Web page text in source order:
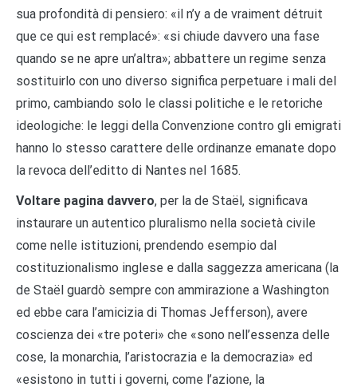
sua profondità di pensiero: «il n’y a de vraiment détruit
que ce qui est remplacé»: «si chiude davvero una fase
quando se ne apre un’altra»; abbattere un regime senza
sostituirlo con uno diverso significa perpetuare i mali del
primo, cambiando solo le classi politiche e le retoriche
ideologiche: le leggi della Convenzione contro gli emigrati
hanno lo stesso carattere delle ordinanze emanate dopo
la revoca dell’editto di Nantes nel 1685.
Voltare pagina davvero, per la de Staël, significava
instaurare un autentico pluralismo nella società civile
come nelle istituzioni, prendendo esempio dal
costituzionalismo inglese e dalla saggezza americana (la
de Staël guardò sempre con ammirazione a Washington
ed ebbe cara l’amicizia di Thomas Jefferson), avere
coscienza dei «tre poteri» che «sono nell’essenza delle
cose, la monarchia, l’aristocrazia e la democrazia» ed
«esistono in tutti i governi, come l’azione, la